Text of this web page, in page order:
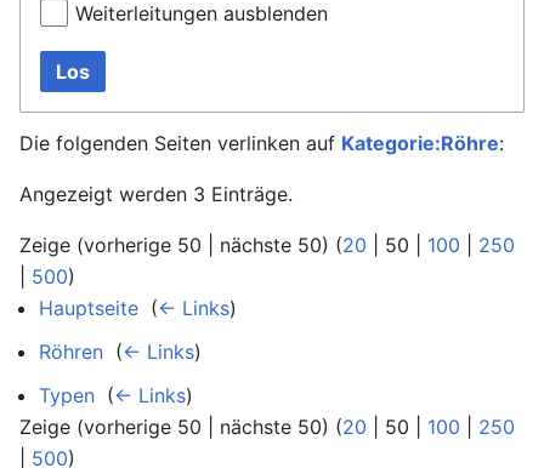
Weiterleitungen ausblenden
Los
Die folgenden Seiten verlinken auf Kategorie:Röhre:
Angezeigt werden 3 Einträge.
Zeige (vorherige 50 nächste 50) (20 50 100
250
500)
Hauptseite (← Links)
Röhren (← Links)
Typen (← Links)
Zeige (vorherige 50 nächste 50) (20 50 100
250
500)